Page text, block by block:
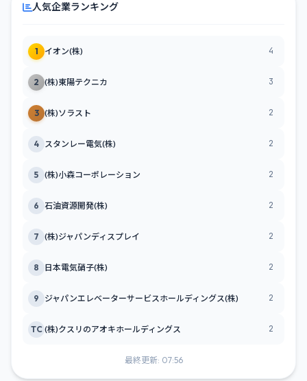
人気企業ランキング
1 イオン(株) 4
2 (株)東陽テクニカ 3
3 (株)ソラスト 2
4 スタンレー電気(株) 2
5 (株)小森コーポレーション 2
6 石油資源開発(株) 2
7 (株)ジャパンディスプレイ 2
8 日本電気硝子(株) 2
9 ジャパンエレベーターサービスホールディングス(株) 2
TC (株)クスリのアオキホールディングス 2
最終更新: 07:56